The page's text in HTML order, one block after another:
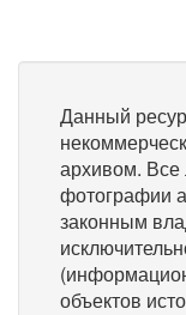
Данный
архивом. Все
фотографии
законным
объектов